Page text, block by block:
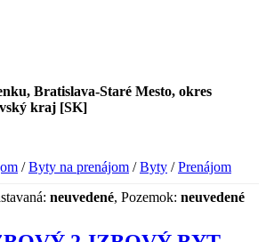
Bratislava-Staré Mesto, okres
kraj [SK]
/Byty na prenájom /Byty /Prenájom
neuvedené, Pozemok: neuvedené